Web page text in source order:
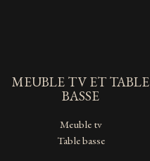
MEUBLE TV ET TABLE
BASSE
Meuble tv
Table basse